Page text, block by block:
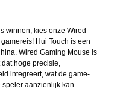
winnen, kies onze Wired
Hui Touch is een
Wired Gaming Mouse is
hoge precisie,
integreert, wat de game-
aanzienlijk kan